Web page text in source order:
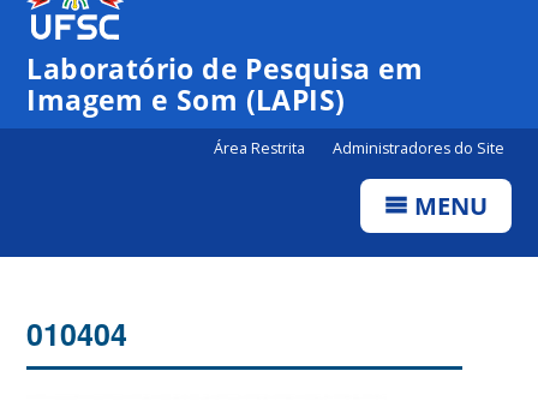
Canais
Laboratório de Pesquisa em
Imagem e Som (LAPIS)
Área Restrita Administradores do Site
MENU
010404